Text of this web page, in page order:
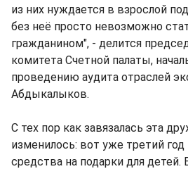
из них нуждается в взрослой
без неё просто невозможно
гражданином", - делится
комитета Счетной палаты,
проведению аудита отраслей
Абдыкалыков.
С тех пор как завязалась эта
изменилось: вот уже третий
средства на подарки для детей.